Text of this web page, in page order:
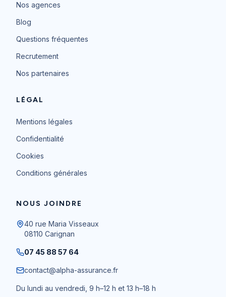
Nos agences
Blog
Questions fréquentes
Recrutement
Nos partenaires
LÉGAL
Mentions légales
Confidentialité
Cookies
Conditions générales
NOUS JOINDRE
40 rue Maria Visseaux
08110 Carignan
07 45 88 57 64
contact@alpha-assurance.fr
Du lundi au vendredi, 9 h–12 h et 13 h–18 h